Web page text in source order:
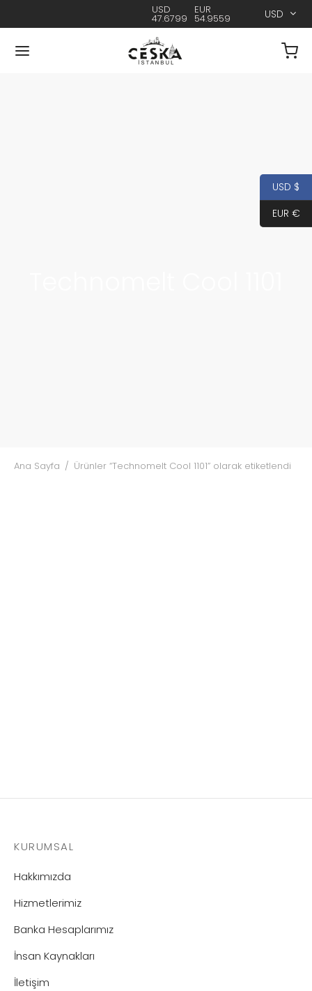
USD
47.6799
EUR
54.9559 USD
Ana Sayfa / Ürünler “Technomelt Cool 1101” olarak etiketlendi
KURUMSAL
Hakkımızda
Hizmetlerimiz
Banka Hesaplarımız
İnsan Kaynakları
İletişim
USD $
EUR €